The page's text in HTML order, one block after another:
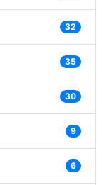
32
35
30
9
6